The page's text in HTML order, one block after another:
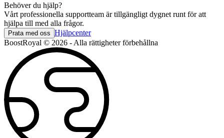
Behöver du hjälp?
Vårt professionella supportteam är tillgängligt dygnet runt för att
hjälpa till med alla frågor.
Prata med oss Hjälpcenter
BoostRoyal © 2026 - Alla rättigheter förbehållna